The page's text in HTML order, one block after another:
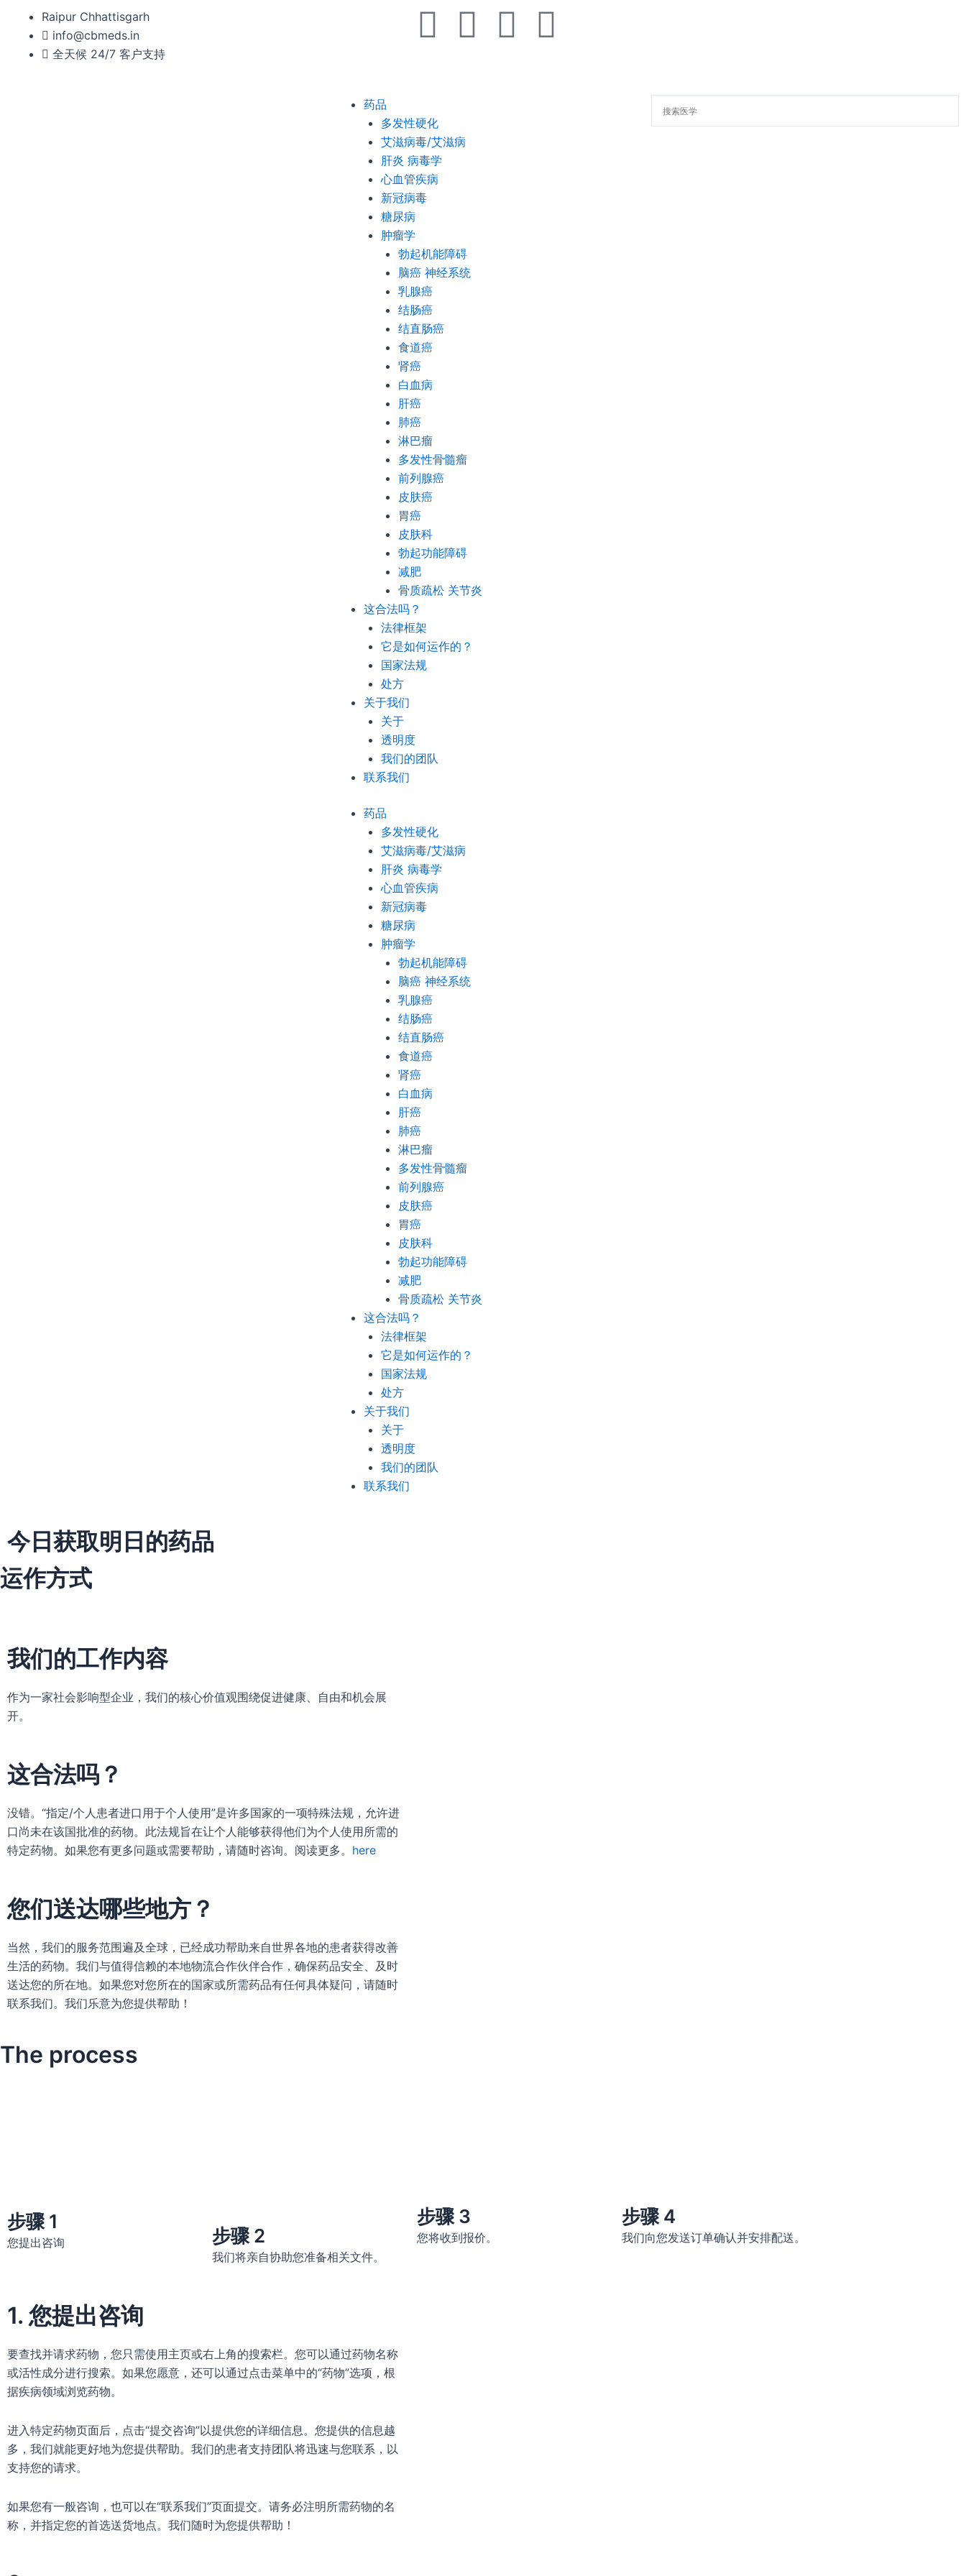
Raipur Chhattisgarh
info@cbmeds.in
全天候 24/7 客户支持
F
e
b
o
k
T
G
B
药品
多发性硬化
艾滋病毒/艾滋病
肝炎 病毒学
心血管疾病
新冠病毒
糖尿病
肿瘤学
勃起机能障碍
脑癌 神经系统
乳腺癌
结肠癌
结直肠癌
食道癌
肾癌
白血病
肝癌
肺癌
淋巴瘤
多发性骨髓瘤
前列腺癌
皮肤癌
胃癌
皮肤科
勃起功能障碍
减肥
骨质疏松 关节炎
这合法吗？
法律框架
它是如何运作的？
国家法规
处方
关于我们
关于
透明度
我们的团队
联系我们
Menu
药品
多发性硬化
艾滋病毒/艾滋病
肝炎 病毒学
心血管疾病
新冠病毒
糖尿病
肿瘤学
勃起机能障碍
脑癌 神经系统
乳腺癌
结肠癌
结直肠癌
食道癌
肾癌
白血病
肝癌
肺癌
淋巴瘤
多发性骨髓瘤
前列腺癌
皮肤癌
胃癌
皮肤科
勃起功能障碍
减肥
骨质疏松 关节炎
这合法吗？
法律框架
它是如何运作的？
国家法规
处方
关于我们
关于
透明度
我们的团队
联系我们
今日获取明日的药品
运作方式
我们的工作内容
作为一家社会影响型企业，我们的核心价值观围绕促进健康、自由和机会展
开。
这合法吗？
没错。“指定/个人患者进口用于个人使用”是许多国家的一项特殊法规，允许进
口尚未在该国批准的药物。此法规旨在让个人能够获得他们为个人使用所需的
特定药物。如果您有更多问题或需要帮助，请随时咨询。阅读更多。 here
您们送达哪些地方？
当然，我们的服务范围遍及全球，已经成功帮助来自世界各地的患者获得改善
生活的药物。我们与值得信赖的本地物流合作伙伴合作，确保药品安全、及时
送达您的所在地。如果您对您所在的国家或所需药品有任何具体疑问，请随时
联系我们。我们乐意为您提供帮助！
The process
步骤 1
您提出咨询 步骤 2
我们将亲自协助您准备相关文件。
步骤 3
您将收到报价。
步骤 4
我们向您发送订单确认并安排配送。
1. 您提出咨询
要查找并请求药物，您只需使用主页或右上角的搜索栏。您可以通过药物名称
或活性成分进行搜索。如果您愿意，还可以通过点击菜单中的“药物”选项，根
据疾病领域浏览药物。
进入特定药物页面后，点击“提交咨询”以提供您的详细信息。您提供的信息越
多，我们就能更好地为您提供帮助。我们的患者支持团队将迅速与您联系，以
支持您的请求。
如果您有一般咨询，也可以在“联系我们”页面提交。请务必注明所需药物的名
称，并指定您的首选送货地点。我们随时为您提供帮助！